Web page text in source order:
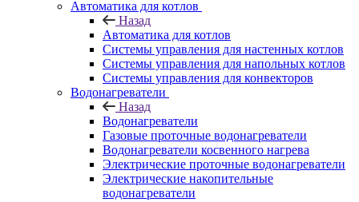
Автоматика для котлов
Назад
Автоматика для котлов
Системы управления для настенных котлов
Системы управления для напольных котлов
Системы управления для конвекторов
Водонагреватели
Назад
Водонагреватели
Газовые проточные водонагреватели
Водонагреватели косвенного нагрева
Электрические проточные водонагреватели
Электрические накопительные
водонагреватели